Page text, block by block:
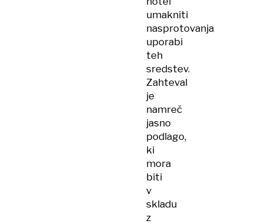
umakniti
nasprotovanja
uporabi
teh
sredstev.
Zahteval
je
namreč
jasno
podlago,
ki
mora
biti
v
skladu
z